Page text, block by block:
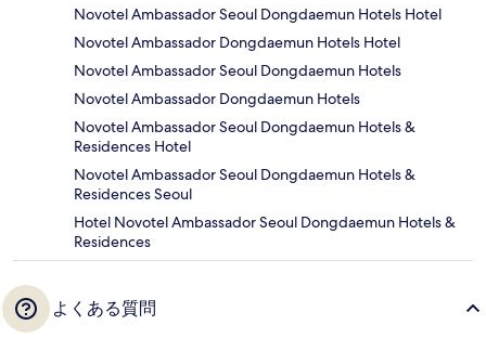
Novotel Ambassador Seoul Dongdaemun Hotels Hotel
Novotel Ambassador Dongdaemun Hotels Hotel
Novotel Ambassador Seoul Dongdaemun Hotels
Novotel Ambassador Dongdaemun Hotels
Novotel Ambassador Seoul Dongdaemun Hotels &
Residences Hotel
Novotel Ambassador Seoul Dongdaemun Hotels &
Residences Seoul
Hotel Novotel Ambassador Seoul Dongdaemun Hotels &
Residences
よくある質問